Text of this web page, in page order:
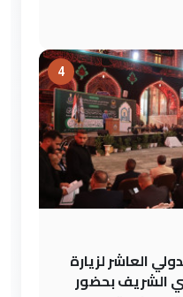
4
العاشر لزيارة
الشريف بحضور